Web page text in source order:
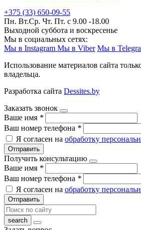
+375 (33) 650-09-55
Пн. Вт.Ср. Чт. Пт. с 9.00 -18.00
Выходной суббота и воскресенье
Мы в социальных сетях:
Мы в Instagram Мы в Viber Мы в
Использование материалов сайта
владельца.
Разработка сайта Dessites.by
Заказать звонок
Ваше имя *
Ваш номер телефона *
Я согласен на обработку
Отправить
Получить консультацию
Ваше имя *
Ваш номер телефона *
Я согласен на обработку
Отправить